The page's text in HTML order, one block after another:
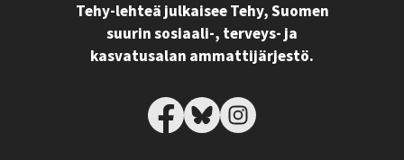
Tehy-lehteä julkaisee Tehy, Suomen
suurin sosiaali-, terveys- ja
kasvatusalan ammattijärjestö.